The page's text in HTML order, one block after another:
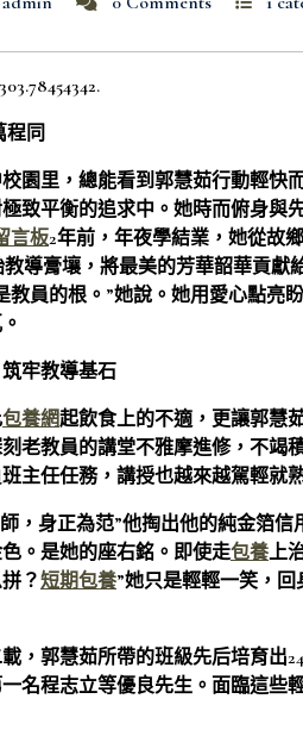
程同
園里，總能看到郭慧茹行動輕快
致平衡的追求中。她時而俯身與
言板2年前，年夜學結業，她從故
教導膏壤，將最美的芳華韶華貢獻
教員的根。”她說。她用愛心點亮
牢教導基石
包養網起飲食上的不適，更讓郭慧
老教員的講堂不雅摩進修，不竭
主任任務，講授也越來越駕輕就
，身正為范”他掏出他的純金箔信
。是她的座右銘。即使走包養上
？短期包養”她只是輕輕一笑，
，郭慧茹所帶的班級先后培育出
名程志立等優良先生。面臨這些